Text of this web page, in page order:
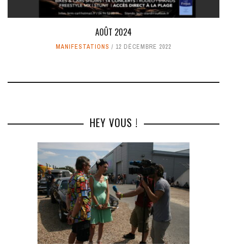
AOÛT 2024
MANIFESTATIONS 12 DÉCEMBRE 2022
HEY VOUS !